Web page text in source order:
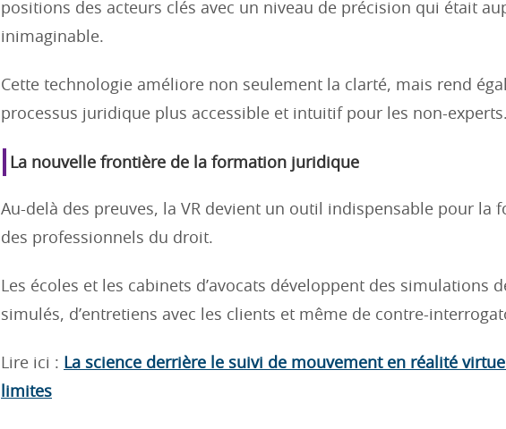
positions des acteurs clés avec un niveau de précision qui était
inimaginable.
Cette technologie améliore non seulement la clarté, mais rend
processus juridique plus accessible et intuitif pour les non-experts.
La nouvelle frontière de la formation juridique
Au-delà des preuves, la VR devient un outil indispensable pour la
des professionnels du droit.
Les écoles et les cabinets d’avocats développent des simulations
simulés, d’entretiens avec les clients et même de contre-
Lire ici : La science derrière le suivi de mouvement en réalité
limites